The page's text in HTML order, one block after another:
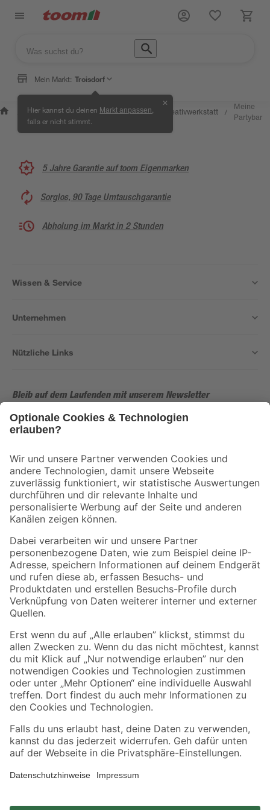
Mein Markt: Troisdorf
Hier kannst du deinen Markt anpassen
falls er nicht stimmt.
✕
Wissen &
Service
/
Selbermachen &
Ratgeber
/ Kreativwerkstatt /
Meine
Partybar
5 Jahre Garantie auf toom Eigenmarken
Sorglos, 90 Tage Umtauschgarantie
Abholung im Markt in 2 Stunden
Wissen & Service
Unternehmen
Nützliche Links
Bleib auf dem Laufenden mit unserem Newsletter
Der toom Newsletter: Keine Angebote und Aktionen mehr verpassen!
Folge uns
Zahlungsarten Versandarten
Sicher einkaufen
Jetzt die toom-App herunterladen
Alle Preisangaben in EUR inkl. gesetzl. MwSt.. Die dargestellten Angebote sind unter
Umständen nicht in allen Märkten verfügbar. Die angegebenen Verfügbarkeiten beziehen
sich auf den unter "Mein Markt" ausgewählten toom Baumarkt. Alle Angebote und
*Paketversand ab 59 € versandkostenfrei, gilt nicht für Artikel mit Speditionsversand, hier
fallen zusätzliche Versandkosten an.